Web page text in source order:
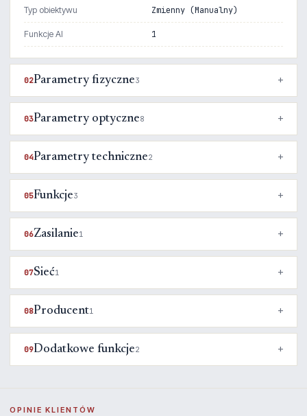
Typ obiektywu Zmienny (Manualny)
Funkcje AI 1
02Parametry fizyczne3
03Parametry optyczne8
04Parametry techniczne2
05Funkcje3
06Zasilanie1
07Sieć1
08Producent1
09Dodatkowe funkcje2
OPINIE KLIENTÓW